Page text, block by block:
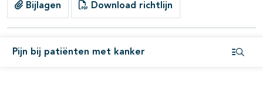
Bijlagen Download richtlijn
Pijn bij patiënten met kanker
open- en dichtklappen